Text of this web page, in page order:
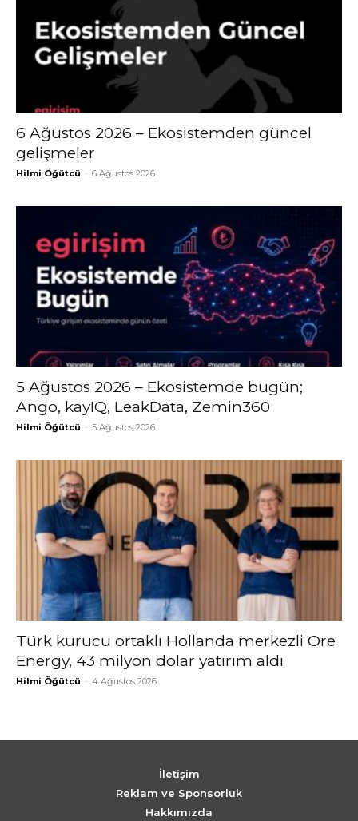
6 Ağustos 2026 – Ekosistemden güncel
gelişmeler
Hilmi Öğütcü - 6 Ağustos 2026
5 Ağustos 2026 – Ekosistemde bugün;
Ango, kayIQ, LeakData, Zemin360
Hilmi Öğütcü - 5 Ağustos 2026
Türk kurucu ortaklı Hollanda merkezli Ore
Energy, 43 milyon dolar yatırım aldı
Hilmi Öğütcü - 4 Ağustos 2026
İletişim
Reklam ve Sponsorluk
Hakkımızda